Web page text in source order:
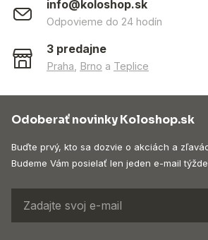
info@koloshop.sk
Odpovieme do 24 hodín
3 predajne
Praha Brno a Teplice
Odoberať novinky Koloshop.sk
Buďte prvý, kto sa dozvie o akciách a
Budeme Vám posielať len jeden e-mail